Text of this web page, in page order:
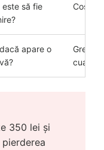
să fie
Cost
apare o
Greu de
350 lei și